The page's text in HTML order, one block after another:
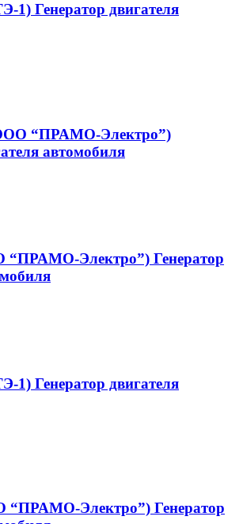
1) Генератор двигателя
“ПРАМО-Электро”)
автомобиля
“ПРАМО-Электро”) Генератор
1) Генератор двигателя
“ПРАМО-Электро”) Генератор